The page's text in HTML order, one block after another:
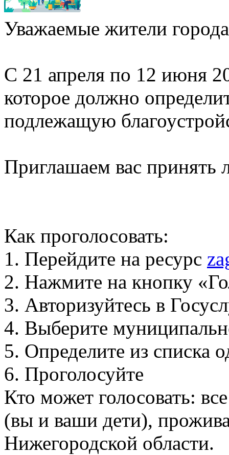
Уважаемые жители
С 21 апреля по 12 июня
которое должно
подлежащую
Приглашаем вас принять
Как проголосовать:
1. Перейдите на ресурс
2. Нажмите на кнопку
3. Авторизуйтесь в
4. Выберите
5. Определите из списка
6. Проголосуйте
Кто может голосовать:
(вы и ваши дети),
Нижегородской области.